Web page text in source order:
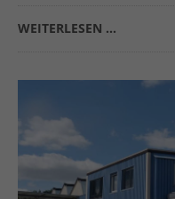
WEITERLESEN …